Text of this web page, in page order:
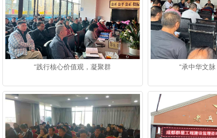
“践行核心价值观，凝聚群 “承中华文